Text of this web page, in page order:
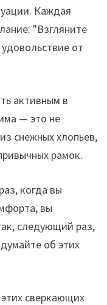
Каждая
"Взгляните
от
активным в
— это не
снежных хлопьев,
рамок.
когда вы
вы
следующий раз,
об этих
сверкающих